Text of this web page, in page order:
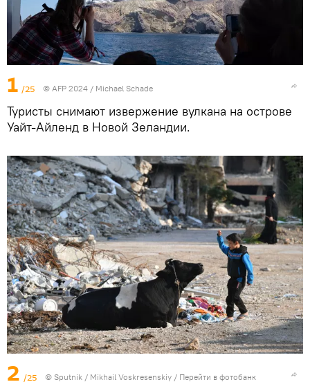
1 /25 © AFP 2024 / Michael Schade
Туристы снимают извержение вулкана на острове
Уайт-Айленд в Новой Зеландии.
2 /25 © Sputnik / Mikhail Voskresenskiy / Перейти в фотобанк